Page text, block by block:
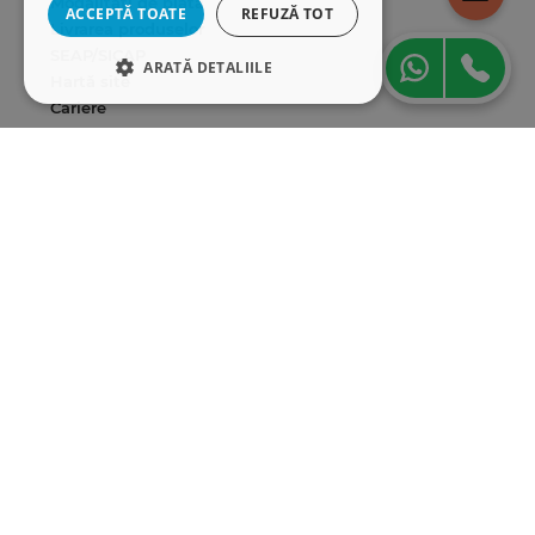
ACCEPTĂ TOATE REFUZĂ TOT
ARATĂ DETALIILE
STRICT NECESARE
Livrarea produselor
SEAP/SICAP
Hartă site
Cariere